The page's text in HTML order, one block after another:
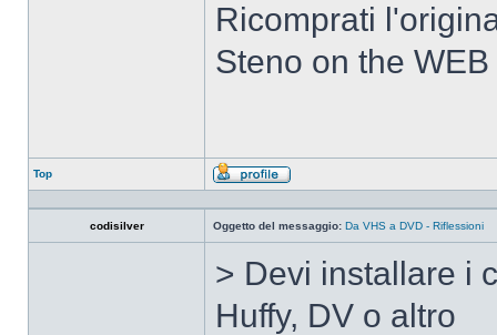
Ricomprati
Steno on the
Top
Profilo
codisilver Oggetto del messaggio: Da VHS a DVD - Riflessioni
> Devi installare i
Huffy, DV o altro